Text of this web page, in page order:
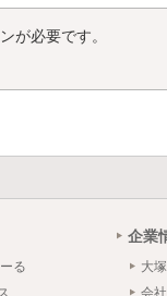
が必要です。
る
企業
大
会